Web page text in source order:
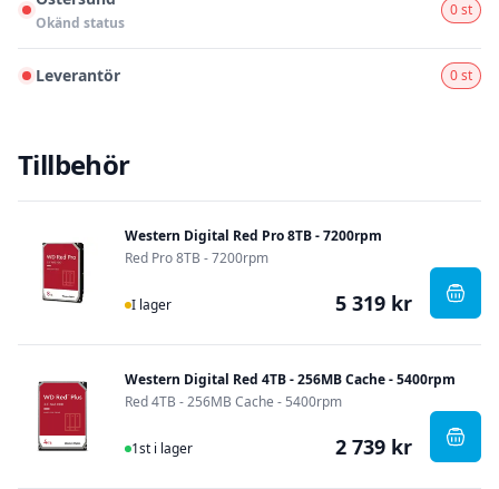
Okänd status
0 st
Leverantör 0 st
Tillbehör
Western Digital Red Pro 8TB - 7200rpm
Red Pro 8TB - 7200rpm
I Lager
I lager 5 319 kr ,
Western Digital Red 4TB - 256MB Cache - 5400rpm
Red 4TB - 256MB Cache - 5400rpm
I Lager
1st i lager 2 739 kr ,